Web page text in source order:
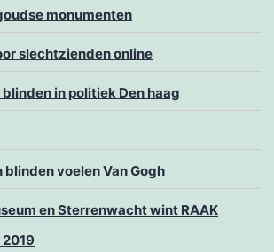
monumenten
slechtzienden online
in politiek Den haag
voelen Van Gogh
en Sterrenwacht wint RAAK